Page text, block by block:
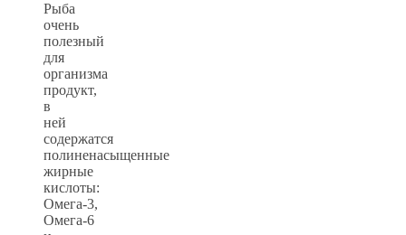
Рыба
очень
полезный
для
организма
продукт,
в
ней
содержатся
полиненасыщенные
жирные
кислоты:
Омега-3,
Омега-6